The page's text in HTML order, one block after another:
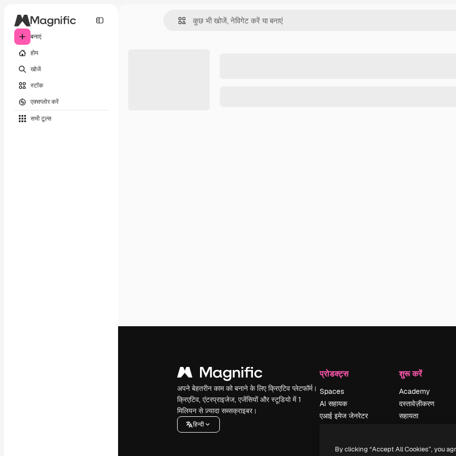
बनाएं
होम
खोजें
स्टॉक
एक्सप्लोर करें
सभी टूल्‍स
अपने बेहतरीन काम को बनाने के लिए क्रिएटिव प्लेटफॉर्म।
क्रिएटिव, एंटरप्राइजेज, एजेंसियों और स्टूडियो में 1
मिलियन से ज़्यादा सब्सक्राइबर।
हिन्दी
प्रोडक्ट्स
Spaces
AI सहायक
एआई इमेज जेनरेटर
स्टॉक सामग्री
शुरू करें
Academy
दस्तावेज़ीकरण
सहायता
ओरिजिनल्स नया
By clicking “Accept All Cookies”, you